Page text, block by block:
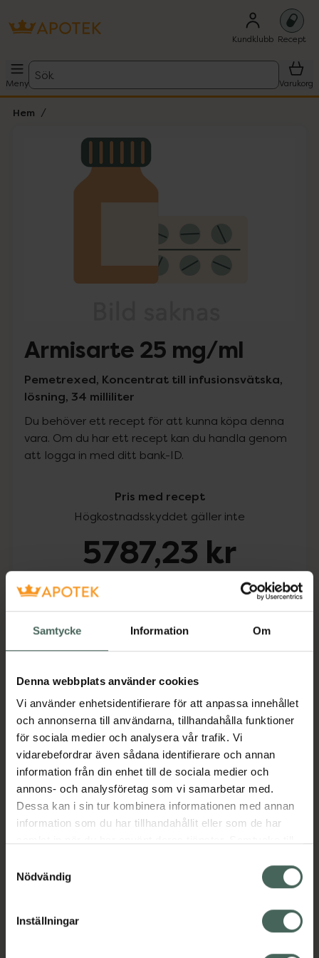
Samtycke Information Om
Denna webbplats använder cookies
Vi använder enhetsidentifierare för att anpassa innehållet
och annonserna till användarna, tillhandahålla funktioner
för sociala medier och analysera vår trafik. Vi
vidarebefordrar även sådana identifierare och annan
information från din enhet till de sociala medier och
annons- och analysföretag som vi samarbetar med.
Dessa kan i sin tur kombinera informationen med annan
information som du har tillhandahållit eller som de har
återkalla ditt samtycke via webbplatsens
cookieinställningar. Ett återkallat samtycke påverkar inte
lagligheten av behandling som skett innan återkallelsen.
Nödvändig
Inställningar
Kundklubb Recept
Meny
Sök
Varukorg
Hem
Lista: . Innehåller 1 objekt.
Armisarte 25 mg/ml
Pemetrexed, Koncentrat till infusionsvätska,
lösning, 34 milliliter
Du behöver ett recept för att kunna köpa denna
vara. Om du har ett recept kan du handla genom
att logga in med ditt bank-ID.
Pris med recept
Högkostnadsskyddet gäller inte
5787,23 kr
Köp via ditt recept
Beskrivning Dölj
Läs alltid bipacksedeln innan
användning.
EAN:05714372005918
Visa